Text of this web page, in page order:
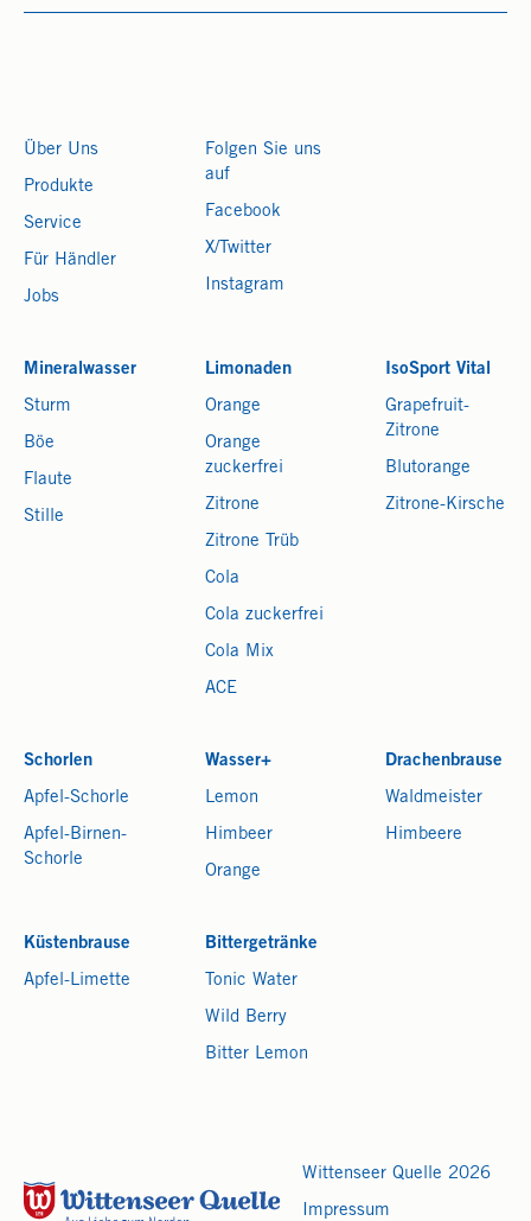
Mineralwasser
Sturm
Böe
Flaute
Stille
Limonaden
Orange
Orange
zuckerfrei
Zitrone
Zitrone Trüb
Cola
Cola zuckerfrei
Cola Mix
ACE
IsoSport Vital
Grapefruit-
Zitrone
Blutorange
Zitrone-Kirsche
Schorlen
Apfel-Schorle
Apfel-Birnen-
Schorle
Wasser+
Lemon
Himbeer
Orange
Drachenbrause
Waldmeister
Himbeere
Küstenbrause
Apfel-Limette
Bittergetränke
Tonic Water
Wild Berry
Bitter Lemon
Über Uns
Produkte
Service
Für Händler
Jobs
Folgen Sie uns
auf
Facebook
X/Twitter
Instagram
Wittenseer Quelle 2026
Impressum